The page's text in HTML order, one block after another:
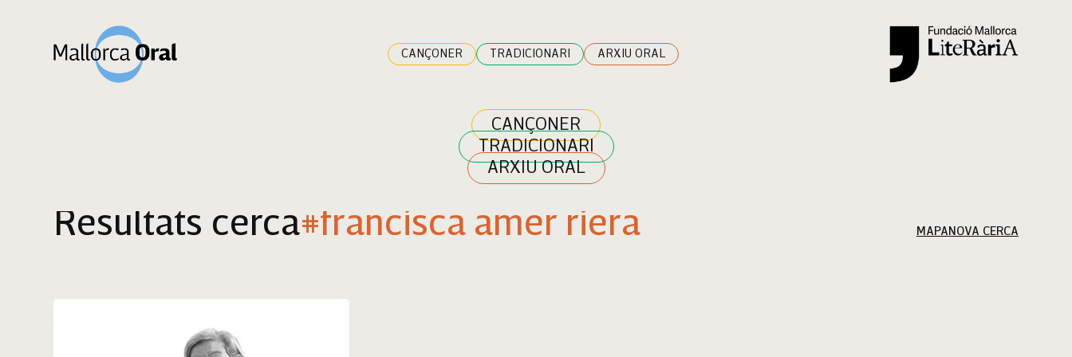
CANÇONER TRADICIONARI ARXIU ORAL
CANÇONER
TRADICIONARI
ARXIU ORAL
Resultats cerca#francisca amer riera MAPANOVA CERCA